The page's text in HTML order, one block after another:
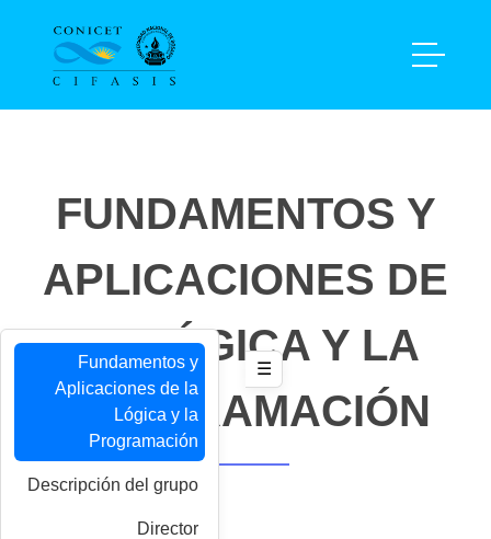
☰
Fundamentos y
Aplicaciones de la
Lógica y la
Programación
Descripción del grupo
Director
FUNDAMENTOS Y
APLICACIONES DE
LA LÓGICA Y LA
PROGRAMACIÓN